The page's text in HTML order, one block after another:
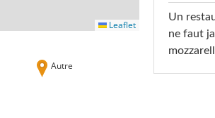
Leaflet
Autre
Un
ne faut